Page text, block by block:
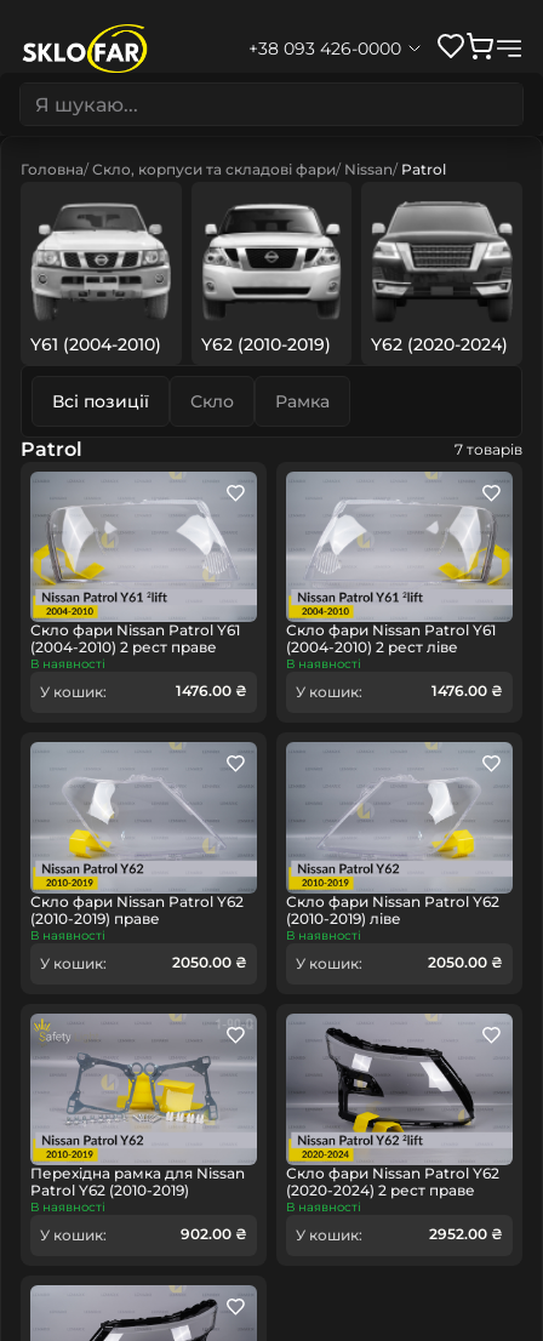
+38 093 426-0000
Головна Скло, корпуси та складові фари Nissan Patrol
Y61 (2004-2010) Y62 (2010-2019) Y62 (2020-2024)
Всі позиції Скло Рамка
Patrol 7 товарів
Скло фари Nissan Patrol Y61
(2004-2010) 2 рест праве
В наявності
У кошик: 1476.00 ₴
Скло фари Nissan Patrol Y61
(2004-2010) 2 рест ліве
В наявності
У кошик: 1476.00 ₴
Скло фари Nissan Patrol Y62
(2010-2019) праве
В наявності
У кошик: 2050.00 ₴
Скло фари Nissan Patrol Y62
(2010-2019) ліве
В наявності
У кошик: 2050.00 ₴
Перехідна рамка для Nissan
Patrol Y62 (2010-2019)
В наявності
У кошик: 902.00 ₴
Скло фари Nissan Patrol Y62
(2020-2024) 2 рест праве
В наявності
У кошик: 2952.00 ₴